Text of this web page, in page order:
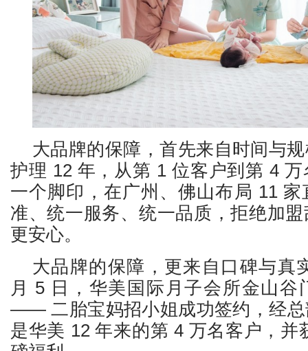
大品牌的保障，首先来自时间与
护理 12 年，从第 1 位客户到第 4
一个脚印，在广州、佛山布局 11
准、统一服务、统一品质，拒绝加
更安心。
大品牌的保障，更来自口碑与真
月 5 日，华美国际月子会所金山谷
—— 二胎宝妈招小姐成功签约，经总
是华美 12 年来的第 4 万名客户，并